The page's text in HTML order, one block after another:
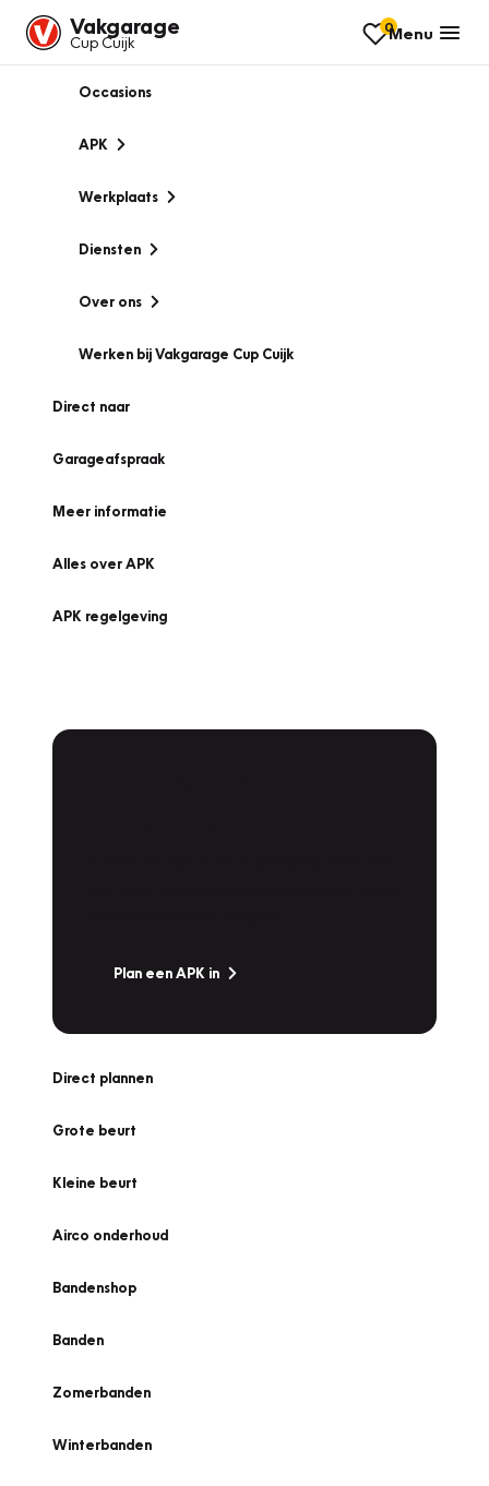
Vakgarage
Cup Cuijk
0Menu
Occasions
APK
Werkplaats
Diensten
Over ons
Werken bij Vakgarage Cup Cuijk
Direct naar
Garageafspraak
Meer informatie
Alles over APK
APK regelgeving
Plan een APK in
Direct plannen
Grote beurt
Kleine beurt
Airco onderhoud
Bandenshop
Banden
Zomerbanden
Winterbanden